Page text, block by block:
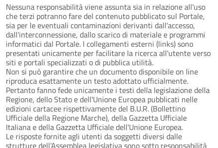
Nessuna responsabilità viene assunta sia in relazione all'uso
che terzi potranno fare del contenuto pubblicato sul Portale,
sia per le eventuali contaminazioni derivanti dall'accesso,
dall'interconnessione, dallo scarico di materiale e programmi
informatici dal Portale. I collegamenti esterni (links) sono
presentati unicamente per facilitare la ricerca all'utente verso
siti e portali specializzati o di pubblica utilità.
Non si può garantire che un documento disponibile on line
riproduca esattamente un testo adottato ufficialmente.
Pertanto fanno fede unicamente i testi della legislazione della
Regione, dello Stato e dell'Unione Europea pubblicati nelle
edizioni cartacee rispettivamente del B.U.R. (Bollettino
Ufficiale della Regione Marche), della Gazzetta Ufficiale
Italiana e della Gazzetta Ufficiale dell'Unione Europea.
Le risposte fornite agli utenti da soggetti diversi dalle
strutture dell’Assemblea legislativa sono sotto responsabilità